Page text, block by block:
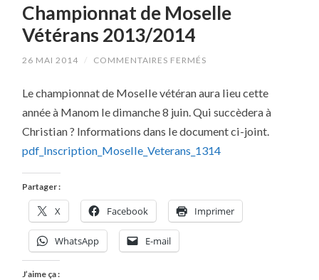
Championnat de Moselle
Vétérans 2013/2014
26 MAI 2014 / COMMENTAIRES FERMÉS
MOSELLE
2013/2014
Le championnat de Moselle vétéran aura lieu cette
année à Manom le dimanche 8 juin. Qui succèdera à
Christian ? Informations dans le document ci-joint.
pdf_Inscription_Moselle_Veterans_1314
Partager :
X Facebook Imprimer
WhatsApp E-mail
J’aime ça :